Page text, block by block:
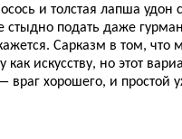
и толстая лапша удон
стыдно подать даже
Сарказм в том, что
как искусству, но этот
враг хорошего, и простой